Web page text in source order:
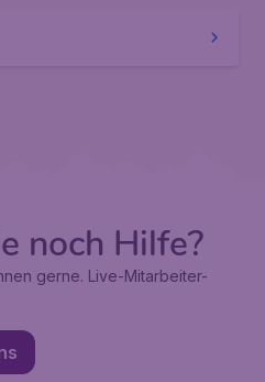
noch Hilfe?
gerne. Live-Mitarbeiter-